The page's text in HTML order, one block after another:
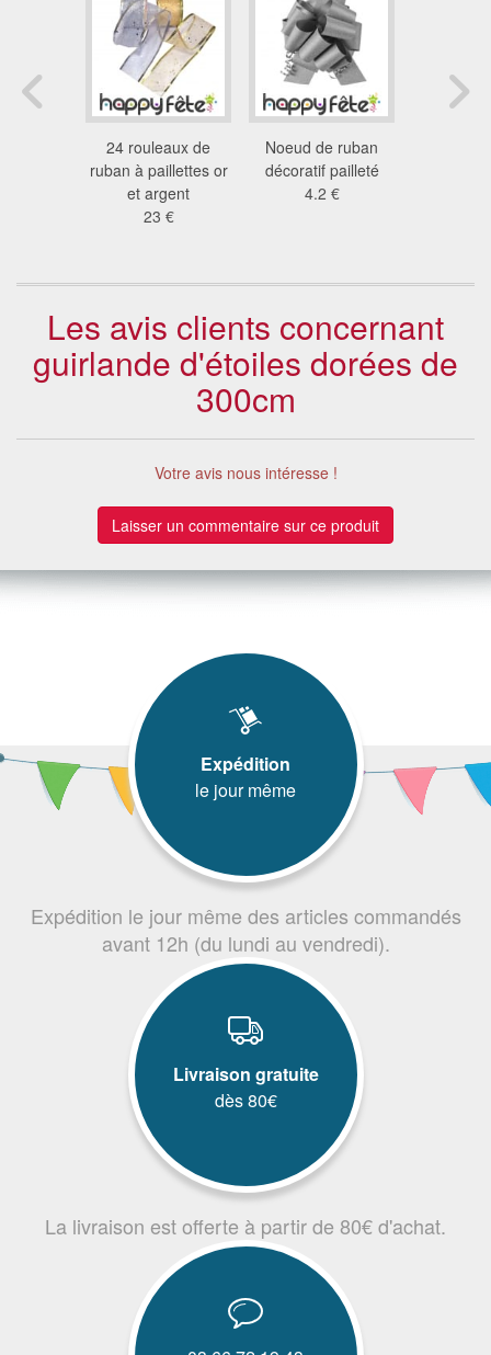
24 rouleaux de
ruban à paillettes or
et argent
23 €
Noeud de ruban
décoratif pailleté
4.2 €
Les avis clients concernant
guirlande d'étoiles dorées de
300cm
Votre avis nous intéresse !
Laisser un commentaire sur ce produit
Expédition
le jour même
Expédition le jour même des articles commandés
avant 12h (du lundi au vendredi).
Livraison gratuite
dès 80€
La livraison est offerte à partir de 80€ d'achat.